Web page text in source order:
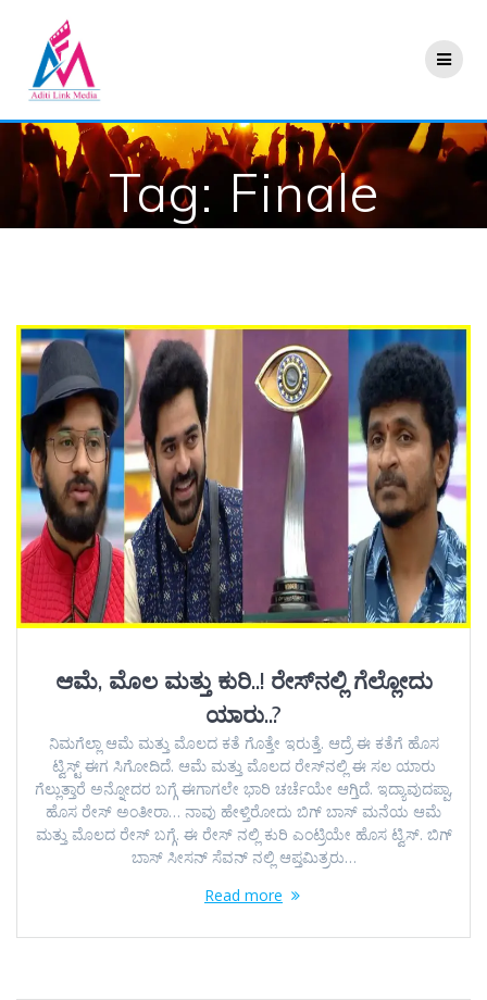
Tag: Finale
ಆಮೆ, ಮೊಲ ಮತ್ತು ಕುರಿ..! ರೇಸ್‌ನಲ್ಲಿ ಗೆಲ್ಲೋದು
ಯಾರು..?
ನಿಮಗೆಲ್ಲಾ ಆಮೆ ಮತ್ತು ಮೊಲದ ಕತೆ ಗೊತ್ತೇ ಇರುತ್ತೆ. ಆದ್ರೆ ಈ ಕತೆಗೆ ಹೊಸ
ಟ್ವಿಸ್ಟ್‌ ಈಗ ಸಿಗೋದಿದೆ. ಆಮೆ ಮತ್ತು ಮೊಲದ ರೇಸ್‌ನಲ್ಲಿ ಈ ಸಲ ಯಾರು
ಗೆಲ್ಲುತ್ತಾರೆ ಅನ್ನೋದರ ಬಗ್ಗೆ ಈಗಾಗಲೇ ಭಾರಿ ಚರ್ಚೆಯೇ ಆಗ್ತಿದೆ. ಇದ್ಯಾವುದಪ್ಪಾ,
ಹೊಸ ರೇಸ್‌ ಅಂತೀರಾ… ನಾವು ಹೇಳ್ತಿರೋದು ಬಿಗ್‌ ಬಾಸ್‌ ಮನೆಯ ಆಮೆ
ಮತ್ತು ಮೊಲದ ರೇಸ್‌ ಬಗ್ಗೆ. ಈ ರೇಸ್‌ ನಲ್ಲಿ ಕುರಿ ಎಂಟ್ರಿಯೇ ಹೊಸ ಟ್ವಿಸ್‌. ಬಿಗ್‌
ಬಾಸ್‌ ಸೀಸನ್‌ ಸೆವನ್‌ ನಲ್ಲಿ ಆಪ್ತಮಿತ್ರರು…
Read more